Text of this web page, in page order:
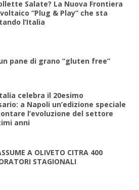
Salate? La Nuova Frontiera
“Plug & Play” che sta
l’Italia
pane di grano “gluten free”
celebra il 20esimo
a Napoli un’edizione speciale
l’evoluzione del settore
anni
A OLIVETO CITRA 400
STAGIONALI